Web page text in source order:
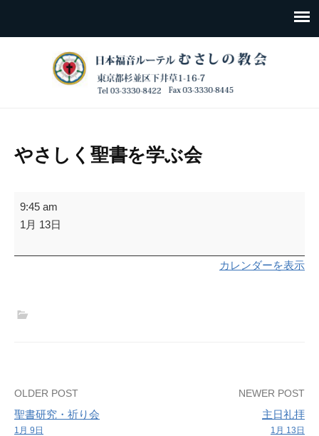
やさしく聖書を学ぶ会
や
さ
く
9:45 am
1月 13日
カレンダーを表示
Post
navigation
OLDER POST
聖書研究・祈り会
1月 9日
NEWER POST
主日礼拝
1月 13日